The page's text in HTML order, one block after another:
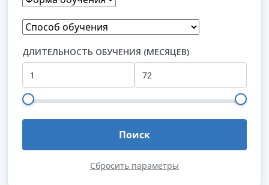
ДЛИТЕЛЬНОСТЬ ОБУЧЕНИЯ (МЕСЯЦЕВ)
Поиск
Сбросить параметры